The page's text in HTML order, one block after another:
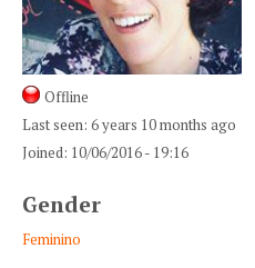
Offline
Last seen: 6 years 10 months ago
Joined: 10/06/2016 - 19:16
Gender
Feminino